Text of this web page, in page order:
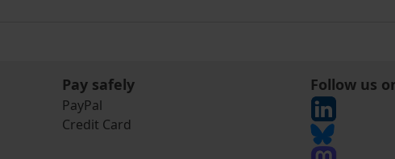
Pay safely
PayPal
Credit Card
Follow us